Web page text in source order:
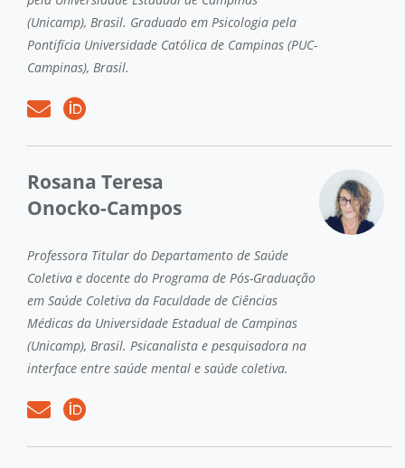
(Unicamp), Brasil. Graduado em Psicologia pela
Pontifícia Universidade Católica de Campinas (PUC-
Campinas), Brasil.
Rosana Teresa
Onocko-Campos
Professora Titular do Departamento de Saúde
Coletiva e docente do Programa de Pós-Graduação
em Saúde Coletiva da Faculdade de Ciências
Médicas da Universidade Estadual de Campinas
(Unicamp), Brasil. Psicanalista e pesquisadora na
interface entre saúde mental e saúde coletiva.